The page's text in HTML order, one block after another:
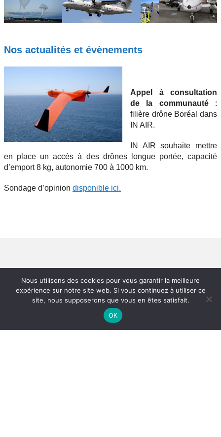
Nos actualités et évènements
Appel à consultation
de la communauté:
filière drône Boréal dans
IN AIR.
IN AIR souhaite mettre
en place un accès à des drônes longue portée, capacité
d’emport 8 kg, autonomie 700 à 1000 km.
Sondage d’opinion disponible ici.
Nous utilisons des cookies pour vous garantir la meilleure
expérience sur notre site web. Si vous continuez à utiliser ce
site, nous supposerons que vous en êtes satisfait.
OK